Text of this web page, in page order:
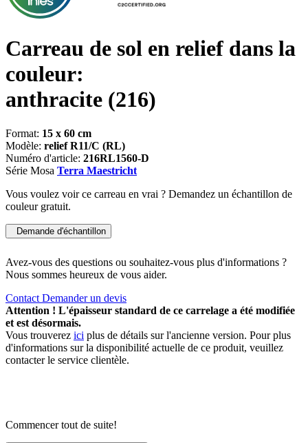
Carreau de sol en relief dans la
couleur:
anthracite (216)
Format: 15 x 60 cm
Modèle: relief R11/C (RL)
Numéro d'article: 216RL1560-D
Série Mosa Terra Maestricht
Vous voulez voir ce carreau en vrai ? Demandez un échantillon de
couleur gratuit.
Demande d'échantillon
Avez-vous des questions ou souhaitez-vous plus d'informations ?
Nous sommes heureux de vous aider.
Contact Demander un devis
Attention ! L'épaisseur standard de ce carrelage a été modifiée
et est désormais.
Vous trouverez ici plus de détails sur l'ancienne version. Pour plus
d'informations sur la disponibilité actuelle de ce produit, veuillez
contacter le service clientèle.
Commencer tout de suite!